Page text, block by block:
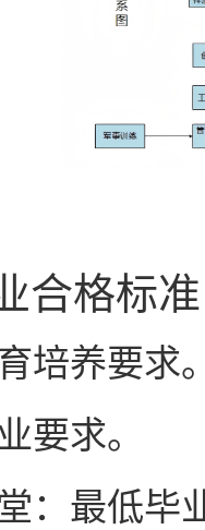
合格标准
培养要求
要求。
： 最低毕